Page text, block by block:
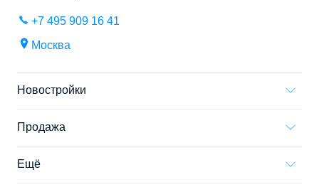
+7 495 909 16 41
Москва
Новостройки
Продажа
Ещё